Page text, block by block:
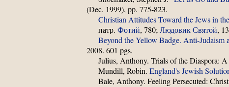
(Dec. 1999), pp. 775-823.
Christian Attitudes Toward the Jews in
патр. Фотий, 780;Людовик Святой,
Beyond the Yellow Badge. Anti-
2008. 601 pgs.
Julius, Anthony. Trials of the Diaspora:
Mundill, Robin. England's Jewish
Bale, Anthony. Feeling Persecuted: